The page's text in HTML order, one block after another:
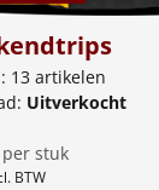
13 artikelen
Uitverkocht
per stuk
BTW